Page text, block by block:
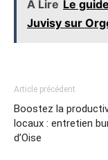
À Lire Le
Juvisy sur
Article précédent
Boostez la
locaux : entretien
d’Oise